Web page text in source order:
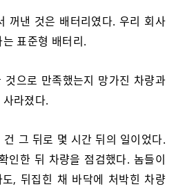
꺼낸 것은 배터리였다. 우리 회사
표준형 배터리.
것으로 만족했는지 망가진 차량과
라졌다.
그 뒤로 몇 시간 뒤의 일이었다.
인한 뒤 차량을 점검했다. 놈들이
, 뒤집힌 채 바닥에 처박힌 차량